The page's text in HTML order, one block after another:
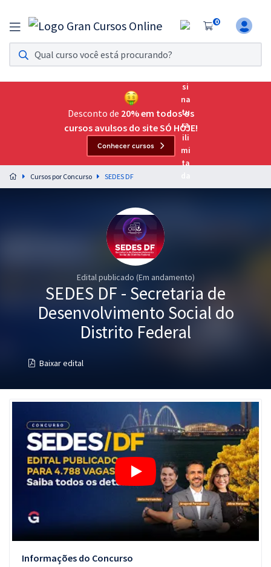
0
Assinatura Ilimitada 11
Acesso a todos os cursos. Teste grátis por 7 dias!
Assinatura OAB Até Passar
Acesso ilimitado a toda preparação para o Exame da
Preparação completa e intensiva para as principais
residências em saúde do Brasil
Graduação
Mentorias
Conteúdo gratuito
Blog
Aprovados
Desconto de 20% em todos os
cursos avulsos do site SÓ HOJE!
Conhecer cursos
Cursos por Concurso SEDES DF
Edital publicado (Em andamento)
SEDES DF - Secretaria de
Desenvolvimento Social do
Distrito Federal
Baixar edital
Informações do Concurso